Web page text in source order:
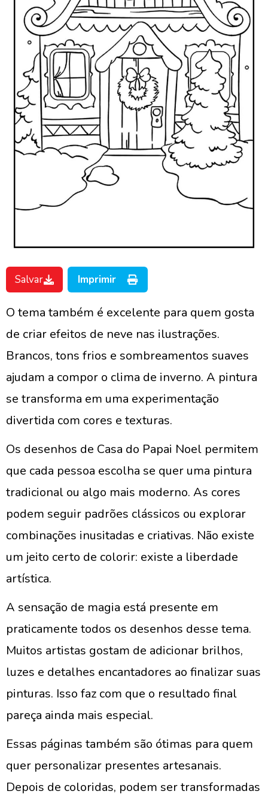
Salvar Imprimir
O tema também é excelente para quem gosta
de criar efeitos de neve nas ilustrações.
Brancos, tons frios e sombreamentos suaves
ajudam a compor o clima de inverno. A pintura
se transforma em uma experimentação
divertida com cores e texturas.
Os desenhos de Casa do Papai Noel permitem
que cada pessoa escolha se quer uma pintura
tradicional ou algo mais moderno. As cores
podem seguir padrões clássicos ou explorar
combinações inusitadas e criativas. Não existe
um jeito certo de colorir: existe a liberdade
artística.
A sensação de magia está presente em
praticamente todos os desenhos desse tema.
Muitos artistas gostam de adicionar brilhos,
luzes e detalhes encantadores ao finalizar suas
pinturas. Isso faz com que o resultado final
pareça ainda mais especial.
Essas páginas também são ótimas para quem
quer personalizar presentes artesanais.
Depois de coloridas, podem ser transformadas